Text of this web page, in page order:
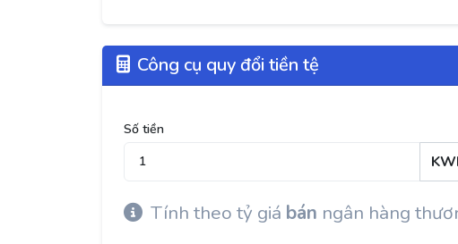
Công cụ quy đổi tiền tệ
Số tiền
Tính theo tỷ giá bán ngân hàng